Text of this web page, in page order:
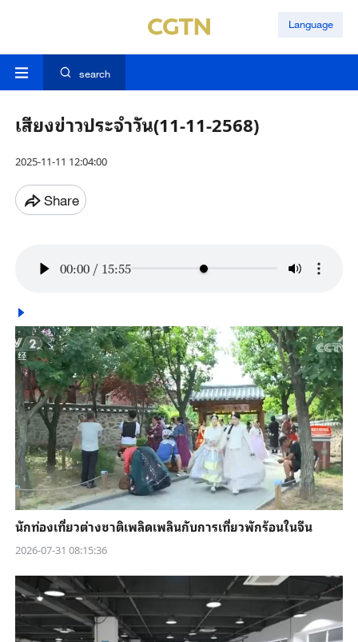
Language
search
เสียงข่าวประจำวัน(11-11-2568)
2025-11-11 12:04:00
Share
00:00 / 15:55
นักท่องเที่ยวต่างชาติเพลิดเพลินกับการเที่ยวพักร้อนในจีน
2026-07-31 08:15:36